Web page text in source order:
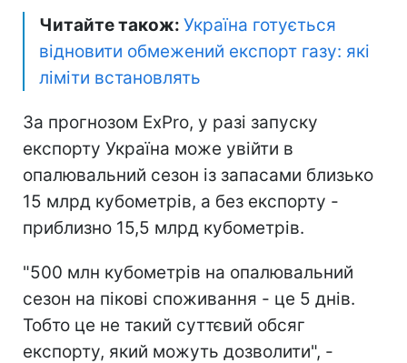
Читайте також: Україна готується
відновити обмежений експорт газу: які
ліміти встановлять
За прогнозом ExPro, у разі запуску
експорту Україна може увійти в
опалювальний сезон із запасами близько
15 млрд кубометрів, а без експорту -
приблизно 15,5 млрд кубометрів.
"500 млн кубометрів на опалювальний
сезон на пікові споживання - це 5 днів.
Тобто це не такий суттєвий обсяг
експорту, який можуть дозволити", -